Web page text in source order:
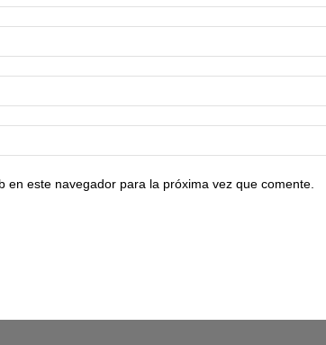
este navegador para la próxima vez que comente.